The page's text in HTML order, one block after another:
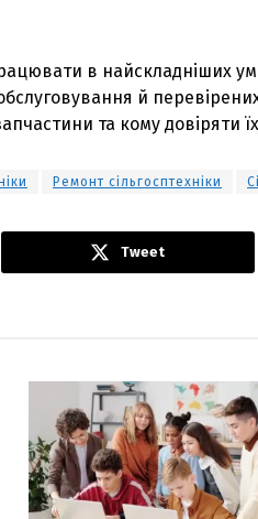
в найскладніших
й
та кому довіряти
Ремонт сільгосптехніки
Tweet